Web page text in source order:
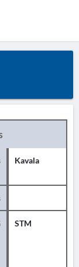
Kavala
STM